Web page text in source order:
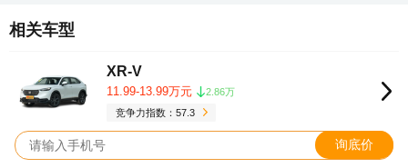
相关车型
XR-V
11.99-13.99万元
2.86万
竞争力指数：57.3
询底价